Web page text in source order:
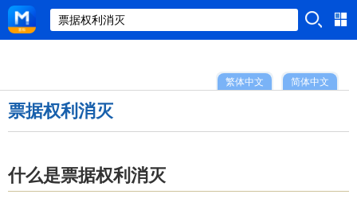
简体中文
繁体中文
票据权利消灭
什么是票据权利消灭